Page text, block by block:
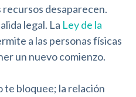
recursos desaparecen.
legal. La Ley de la
a las personas físicas
un nuevo comienzo.
te bloquee; la relación